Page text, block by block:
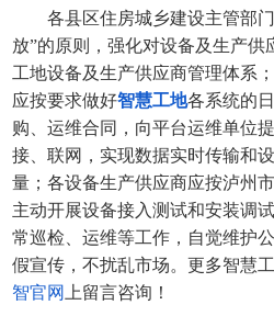
各县区住房城乡建设主管部门
放”的原则，强化对设备及生产供
工地设备及生产供应商管理体系
应按要求做好智慧工地各系统的
购、运维合同，向平台运维单位
接、联网，实现数据实时传输和
量；各设备生产供应商应按泸州
主动开展设备接入测试和安装调
常巡检、运维等工作，自觉维护
假宣传，不扰乱市场。更多智慧
智官网
上留言咨询！